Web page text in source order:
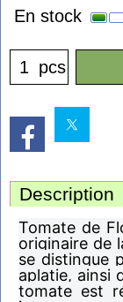
En stock
pcs
Description
Tomate de
originaire de
se distingue
aplatie, ainsi
tomate est